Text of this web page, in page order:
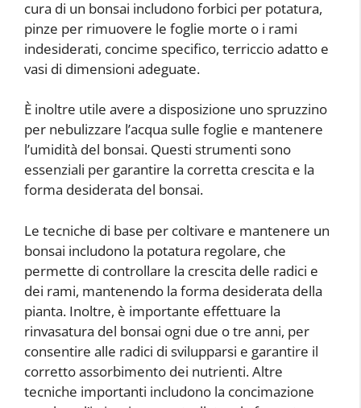
cura di un bonsai includono forbici per potatura,
pinze per rimuovere le foglie morte o i rami
indesiderati, concime specifico, terriccio adatto e
vasi di dimensioni adeguate.
È inoltre utile avere a disposizione uno spruzzino
per nebulizzare l’acqua sulle foglie e mantenere
l’umidità del bonsai. Questi strumenti sono
essenziali per garantire la corretta crescita e la
forma desiderata del bonsai.
Le tecniche di base per coltivare e mantenere un
bonsai includono la potatura regolare, che
permette di controllare la crescita delle radici e
dei rami, mantenendo la forma desiderata della
pianta. Inoltre, è importante effettuare la
rinvasatura del bonsai ogni due o tre anni, per
consentire alle radici di svilupparsi e garantire il
corretto assorbimento dei nutrienti. Altre
tecniche importanti includono la concimazione